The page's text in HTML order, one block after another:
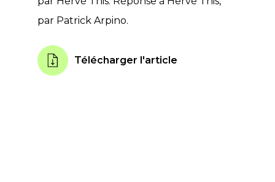
par Patrick Arpino.
Télécharger l'article